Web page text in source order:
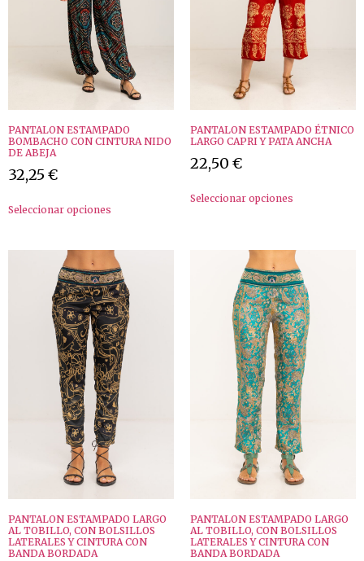
PANTALON ESTAMPADO
BOMBACHO CON CINTURA NIDO
DE ABEJA
32,25 €
Seleccionar opciones
PANTALON ESTAMPADO ÉTNICO
LARGO CAPRI Y PATA ANCHA
22,50 €
Seleccionar opciones
PANTALON ESTAMPADO LARGO
AL TOBILLO, CON BOLSILLOS
LATERALES Y CINTURA CON
BANDA BORDADA
PANTALON ESTAMPADO LARGO
AL TOBILLO, CON BOLSILLOS
LATERALES Y CINTURA CON
BANDA BORDADA